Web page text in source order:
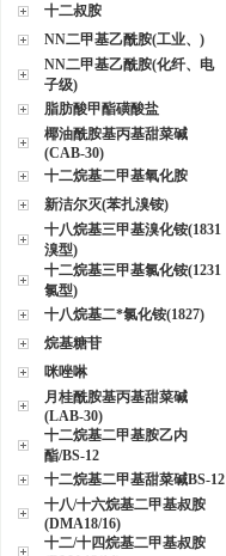
十二叔胺
NN二甲基乙酰胺(工业、)
NN二甲基乙酰胺(化纤、电
子级)
脂肪酸甲酯磺酸盐
椰油酰胺基丙基甜菜碱
(CAB-30)
十二烷基二甲基氧化胺
新洁尔灭(苯扎溴铵)
十八烷基三甲基溴化铵(1831
溴型)
十二烷基三甲基氯化铵(1231
氯型)
十八烷基二*氯化铵(1827)
烷基糖苷
咪唑啉
月桂酰胺基丙基甜菜碱
(LAB-30)
十二烷基二甲基胺乙内
酯/BS-12
十二烷基二甲基甜菜碱BS-12
十八/十六烷基二甲基叔胺
(DMA18/16)
十二/十四烷基二甲基叔胺